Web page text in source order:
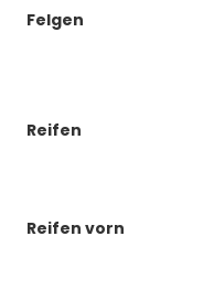
Felgen
Reifen
Reifen vorn